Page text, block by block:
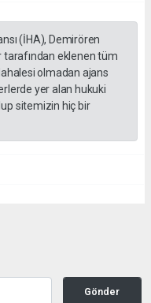
(İHA), Demirören
tarafından eklenen tüm
olmadan ajans
yer alan hukuki
sitemizin hiç bir
Gönder